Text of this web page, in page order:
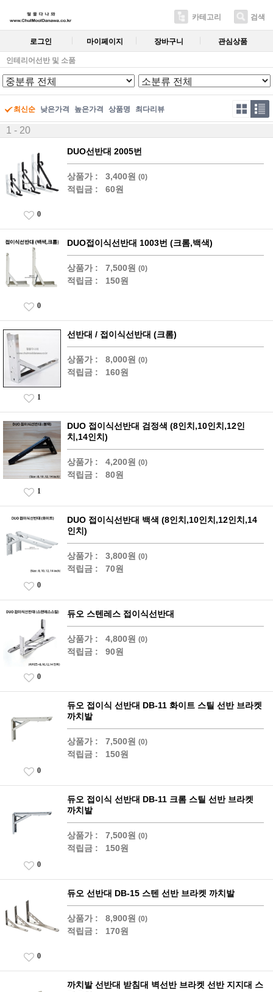
카테고리 검색
로그인 마이페이지 장바구니 관심상품
인테리어선반 및 소품
최신순 낮은가격 높은가격 상품명 최다리뷰
1 - 20
DUO선반대 2005번
상품가 : 3,400원 (0)
적립금 : 60원
0
DUO접이식선반대 1003번 (크롬,백색)
상품가 : 7,500원 (0)
적립금 : 150원
0
선반대 / 접이식선반대 (크롬)
상품가 : 8,000원 (0)
적립금 : 160원
1
DUO 접이식선반대 검정색 (8인치,10인치,12인
치,14인치)
상품가 : 4,200원 (0)
적립금 : 80원
1
DUO 접이식선반대 백색 (8인치,10인치,12인치,14
인치)
상품가 : 3,800원 (0)
적립금 : 70원
0
듀오 스텐레스 접이식선반대
상품가 : 4,800원 (0)
적립금 : 90원
0
듀오 접이식 선반대 DB-11 화이트 스틸 선반 브라켓
까치발
상품가 : 7,500원 (0)
적립금 : 150원
0
듀오 접이식 선반대 DB-11 크롬 스틸 선반 브라켓
까치발
상품가 : 7,500원 (0)
적립금 : 150원
0
듀오 선반대 DB-15 스텐 선반 브라켓 까치발
상품가 : 8,900원 (0)
적립금 : 170원
0
까치발 선반대 받침대 벽선반 브라켓 선반 지지대 스